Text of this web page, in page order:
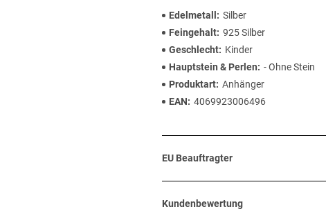
Edelmetall
Silber
Feingehalt 925 Silber
Geschlecht
Kinder
Hauptstein & Perlen
- Ohne Stein
Produktart Anhänger
EAN
4069923006496
EU Beauftragter
Kundenbewertung